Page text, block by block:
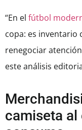
“En el fútbol
copa: es inventario
renegociar
este análisis
camiseta